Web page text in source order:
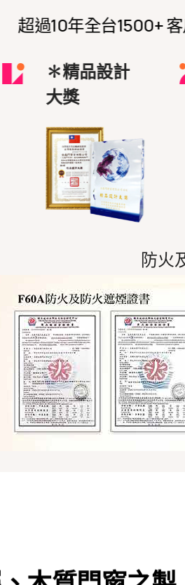
超過10年全台1500+
✽精品設計
大獎
防火